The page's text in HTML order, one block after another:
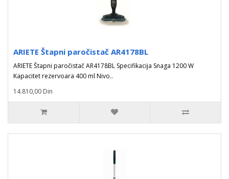
ARIETE Štapni paročistač AR4178BL
ARIETE Štapni paročistač AR4178BL Specifikacija Snaga 1200 W
Kapacitet rezervoara 400 ml Nivo..
14.810,00 Din